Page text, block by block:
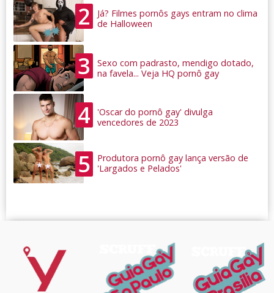
2
Já? Filmes pornôs gays entram no clima
de Halloween
3
Sexo com padrasto, mendigo dotado,
na favela... Veja HQ pornô gay
4
'Oscar do pornô gay' divulga
vencedores de 2023
5
Produtora pornô gay lança versão de
'Largados e Pelados'